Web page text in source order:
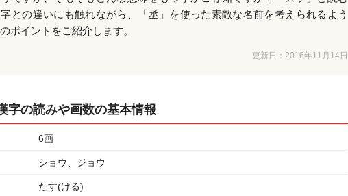
との違いにも触れながら、「丞」を使った素敵な名前を考えられるよう
ポイントをご紹介します。
更新日： 2016年11月14日
字の読みや画数の基本情報
6画
ショウ、ジョウ
たす(ける)